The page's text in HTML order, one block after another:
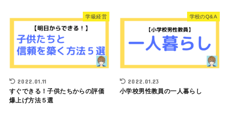
学級経営
2022.01.11
すぐできる！子供たちからの評価
爆上げ方法５選
学校のQ&A
2022.01.23
小学校男性教員の一人暮らし